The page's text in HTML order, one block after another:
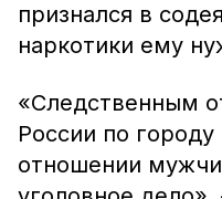
признался в
наркотики ему
«Следственным
России по
отношении